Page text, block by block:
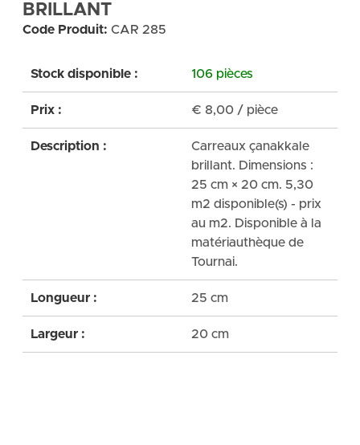
BRILLANT
Code Produit: CAR 285
Stock disponible : 106 pièces
Prix : € 8,00 / pièce
Description :
Carreaux çanakkale
brillant. Dimensions :
25 cm × 20 cm. 5,30
m2 disponible(s) - prix
au m2. Disponible à la
matériauthèque de
Tournai.
Longueur : 25 cm
Largeur : 20 cm